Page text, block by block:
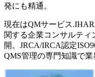
発にも精通。
現在はQMサービス
関する企業コンサルティ
開。JRCA/IRCA認定
QMS管理の専門知識で業